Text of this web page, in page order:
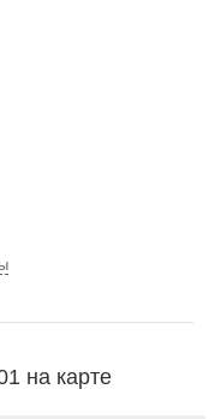
на карте